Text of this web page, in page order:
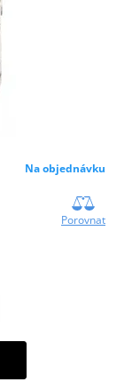
Na objednávku
Porovnat